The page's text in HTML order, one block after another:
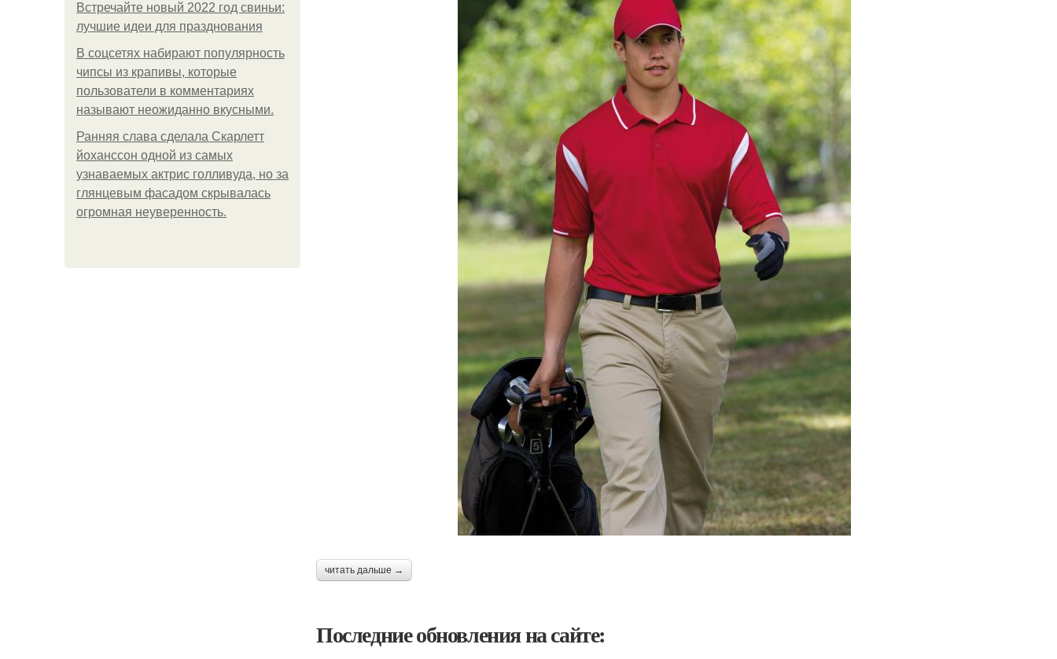
Встречайте новый 2022 год свиньи:
лучшие идеи для празднования
В соцсетях набирают популярность
чипсы из крапивы, которые
пользователи в комментариях
называют неожиданно вкусными.
Ранняя слава сделала Скарлетт
йоханссон одной из самых
узнаваемых актрис голливуда, но за
глянцевым фасадом скрывалась
огромная неуверенность.
читать дальше →
Последние обновления на сайте: